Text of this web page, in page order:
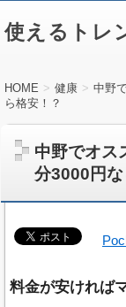
使えるトレ
HOME 健康
中野
ら格安！？
中野でオス
分3000円な
料金が安ければ